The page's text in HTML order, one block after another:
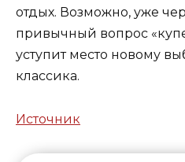
отдых. Возможно, уже
привычный вопрос
уступит место новому
классика.
Источник